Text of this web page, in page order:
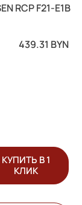
RCP F21-E1B
439.31 BYN
КУПИТЬ В 1
КЛИК